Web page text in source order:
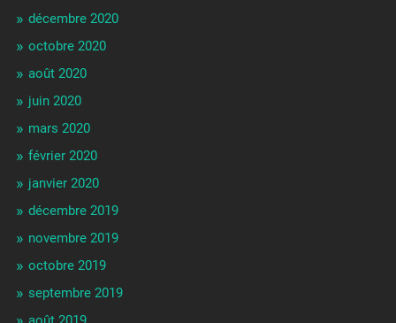
décembre 2020
octobre 2020
août 2020
juin 2020
mars 2020
février 2020
janvier 2020
décembre 2019
novembre 2019
octobre 2019
septembre 2019